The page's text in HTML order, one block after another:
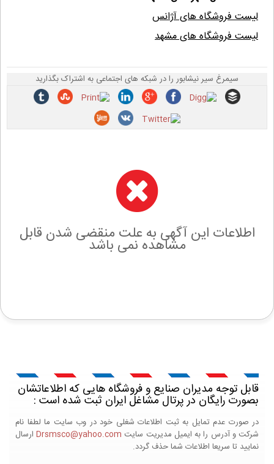
لیست فروشگاه های آژانس
لیست فروشگاه های مشهد
سیمرغ سیر نیشابور را در شبکه های اجتماعی به اشتراک بگذارید
اطلاعات این آگهی به علت منقضی شدن قابل
مشاهده نمی باشد
قابل توجه مدیران صنایع و فروشگاه هایی که اطلاعاتشان
بصورت رایگان در پرتال مشاغل ایران ثبت شده است :
در صورت عدم تمایل به ثبت اطلاعات شغلی خود در وب سایت ما لطفا نام
شرکت و آدرس را به ایمیل مدیریت سایت Drsmsco@yahoo.comارسال
نمایید تا سریعا اطلاعات شما حذف گردد.